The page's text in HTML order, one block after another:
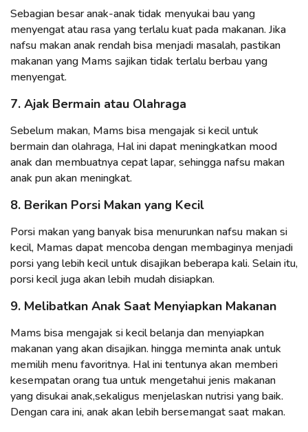
Sebagian besar anak-anak tidak menyukai bau yang
menyengat atau rasa yang terlalu kuat pada makanan. Jika
nafsu makan anak rendah bisa menjadi masalah, pastikan
makanan yang Mams sajikan tidak terlalu berbau yang
menyengat.
7. Ajak Bermain atau Olahraga
Sebelum makan, Mams bisa mengajak si kecil untuk
bermain dan olahraga, Hal ini dapat meningkatkan mood
anak dan membuatnya cepat lapar, sehingga nafsu makan
anak pun akan meningkat.
8. Berikan Porsi Makan yang Kecil
Porsi makan yang banyak bisa menurunkan nafsu makan si
kecil, Mamas dapat mencoba dengan membaginya menjadi
porsi yang lebih kecil untuk disajikan beberapa kali. Selain itu,
porsi kecil juga akan lebih mudah disiapkan.
9. Melibatkan Anak Saat Menyiapkan Makanan
Mams bisa mengajak si kecil belanja dan menyiapkan
makanan yang akan disajikan. hingga meminta anak untuk
memilih menu favoritnya. Hal ini tentunya akan memberi
kesempatan orang tua untuk mengetahui jenis makanan
yang disukai anak,sekaligus menjelaskan nutrisi yang baik.
Dengan cara ini, anak akan lebih bersemangat saat makan.